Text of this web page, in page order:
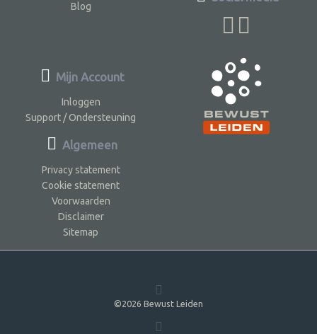
Blog
Mijn Account
Inloggen
Support / Ondersteuning
Algemeen
Privacy statement
Cookie statement
Voorwaarden
Disclaimer
Sitemap
©2026 Bewust Leiden